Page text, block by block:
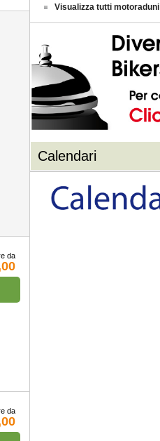
da
da
Visualizza tutti motoraduni
Calendari